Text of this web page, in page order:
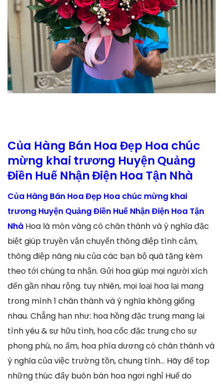
Của Hàng Bán Hoa Đẹp Hoa chúc
mừng khai trương Huyện Quảng
Điền Huế Nhận Điện Hoa Tận Nhà
Của Hàng Bán Hoa Đẹp Hoa chúc mừng khai
trương Huyện Quảng Điền Huế Nhận Điện Hoa Tận
Nhà Hoa là món vàng có chân thành và ý nghĩa đặc
biệt giúp truyền vận chuyển thông điệp tình cảm,
thông điệp nâng niu của các bạn bộ quà tặng kèm
theo tới chúng ta nhận. Gửi hoa giúp mọi người xích
đến gần nhau rộng. tuy nhiên, mọi loại hoa lại mang
trong mình 1 chân thành và ý nghĩa không giống
nhau. Chẳng hạn như: hoa hồng đặc trung mang lại
tình yêu & sự hữu tình, hoa cốc đặc trung cho sự
phong phú, no ấm, hoa phía dương có chân thành và
ý nghĩa của việc trường tồn, chung tình… Hãy để top
những thúc đẩy buôn bán hoa ngơi nghỉ Huế do